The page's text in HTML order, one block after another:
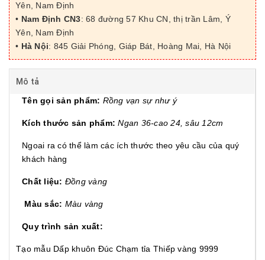
Yên, Nam Định
• Nam Định CN3: 68 đường 57 Khu CN, thị trần Lâm, Ý
Yên, Nam Định
• Hà Nội: 845 Giải Phóng, Giáp Bát, Hoàng Mai, Hà Nội
Mô tả
Tên gọi sản phẩm: Rồng vạn sự như ý
Kích thước sản phẩm:Ngan 36-cao 24, sâu 12cm
Ngoai ra có thể làm các ích thước theo yêu cầu của quý
khách hàng
Chất liệu: Đồng vàng
Màu sắc: Màu vàng
Quy trình sản xuất:
Tạo mẫu Dấp khuôn Đúc Chạm tỉa Thiếp vàng 9999